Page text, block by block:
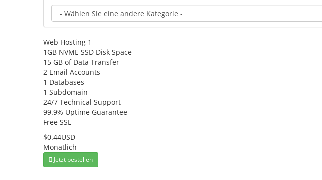
Web Hosting 1
1GB NVME SSD Disk Space
15 GB of Data Transfer
2 Email Accounts
1 Databases
1 Subdomain
24/7 Technical Support
99.9% Uptime Guarantee
Free SSL
$0.44USD
Monatlich
Jetzt bestellen